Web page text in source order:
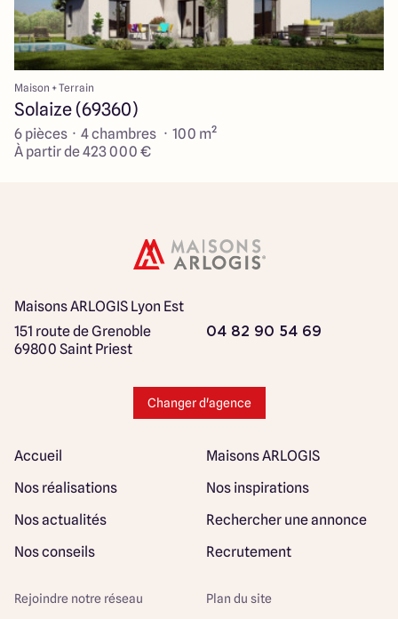
Maison + Terrain
Solaize (69360)
6 pièces · 4 chambres · 100 m²
À partir de 423 000 €
Maisons ARLOGIS Lyon Est
151 route de Grenoble
69800 Saint Priest
04 82 90 54 69
Changer d'agence
Accueil
Maisons ARLOGIS
Nos réalisations
Nos inspirations
Nos actualités
Rechercher une annonce
Nos conseils
Recrutement
Rejoindre notre réseau Plan du site